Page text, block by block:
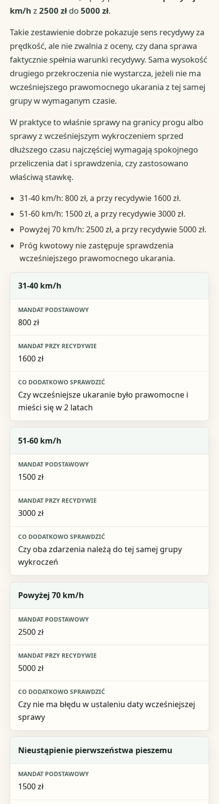
km/h z2500 zł do5000 zł.
Takie zestawienie dobrze pokazuje sens recydywy za
prędkość, ale nie zwalnia z oceny, czy dana sprawa
faktycznie spełnia warunki recydywy. Sama wysokość
drugiego przekroczenia nie wystarcza, jeżeli nie ma
wcześniejszego prawomocnego ukarania z tej samej
grupy w wymaganym czasie.
W praktyce to właśnie sprawy na granicy progu albo
sprawy z wcześniejszym wykroczeniem sprzed
dłuższego czasu najczęściej wymagają spokojnego
przeliczenia dat i sprawdzenia, czy zastosowano
właściwą stawkę.
31-40 km/h: 800 zł, a przy recydywie 1600 zł.
51-60 km/h: 1500 zł, a przy recydywie 3000 zł.
Powyżej 70 km/h: 2500 zł, a przy recydywie 5000 zł.
Próg kwotowy nie zastępuje sprawdzenia
wcześniejszego prawomocnego ukarania.
Przekroczenie prędkości
Mandat podstawowy
31-40 km/h
800 zł
1600 zł
Czy wcześniejsze ukaranie było prawomocne i
mieści się w 2 latach
51-60 km/h
1500 zł
3000 zł
Czy oba zdarzenia należą do tej samej grupy
wykroczeń
Powyżej 70 km/h
2500 zł
5000 zł
Czy nie ma błędu w ustaleniu daty wcześniejszej
sprawy
Nieustąpienie pierwszeństwa pieszemu
1500 zł